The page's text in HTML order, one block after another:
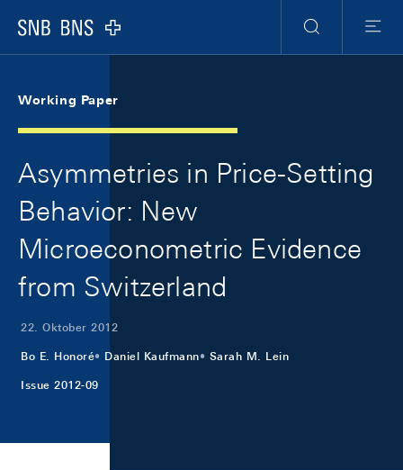
Logo
Suche
Menu
Working Paper
Asymmetries in Price-Setting
Behavior: New
Microeconometric Evidence
from Switzerland
22. Oktober 2012
Bo E. Honoré Daniel Kaufmann Sarah M. Lein
Issue 2012-09